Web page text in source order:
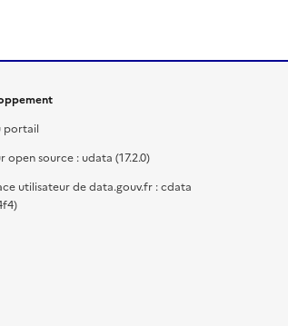
portail
open source : udata (17.2.0)
utilisateur de data.gouv.fr : cdata